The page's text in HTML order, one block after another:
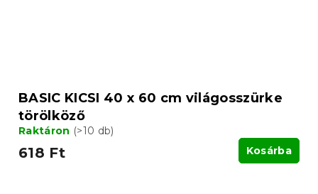
BASIC KICSI 40 x 60 cm világosszürke
törölköző
Raktáron (>10 db)
618 Ft Kosárba